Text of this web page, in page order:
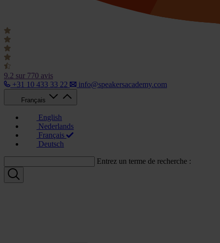
9.2 sur 770 avis
+31 10 433 33 22
info@speakersacademy.com
Français
English
Nederlands
Français
Deutsch
Entrez un terme de recherche :